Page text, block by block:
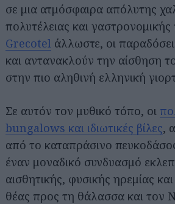
σε μια ατμόσφαιρα απόλυτης
πολυτέλειας και γαστρονομικής
Grecotel άλλωστε, οι
και αντανακλούν την αίσθηση
στην πιο αληθινή ελληνική
Σε αυτόν τον μυθικό τόπο, οι
bungalows και ιδιωτικές βίλες,
από το καταπράσινο
έναν μοναδικό συνδυασμό
αισθητικής, φυσικής ηρεμίας
θέας προς τη θάλασσα και τον